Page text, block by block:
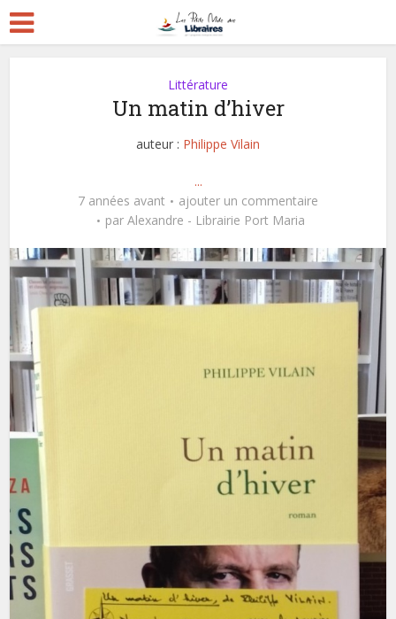
Littérature
Un matin d’hiver
auteur : Philippe Vilain
...
7 années avant
ajouter un commentaire
par Alexandre - Librairie Port Maria